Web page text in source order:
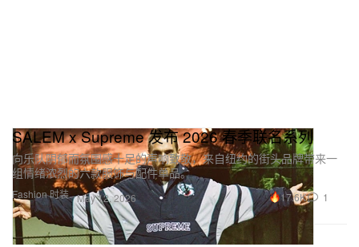
Fashion 时装
SALEM x Supreme 发布 2026 春季联名系列
向乐队阴郁而氛围感十足的声响致敬，来自纽约的街头品牌带来一
组情绪浓烈的六款服饰与配件单品。
May 12, 2026 17.6K 1